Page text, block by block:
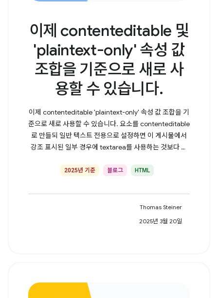
이제 contenteditable 및
'plaintext-only' 속성 값
조합을 기준으로 새로 사
용할 수 있습니다.
이제 contenteditable 'plaintext-only' 속성 값 조합을 기
준으로 새로 사용할 수 있습니다. 요소를 contenteditable
로 만들되 일반 텍스트 전용으로 설정하면 이 게시물에서
강조 표시된 일부 경우에 textarea를 사용하는 것보다 유
2025년 기준 블로그 HTML
Thomas Steiner
2025년 3월 20일